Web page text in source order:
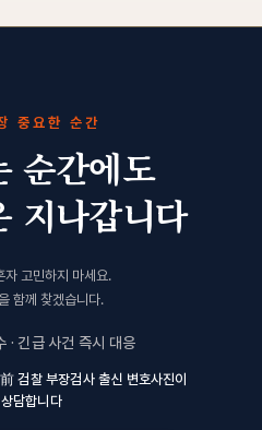
중요한 순간
순간에도
지나갑니다
자 고민하지 마세요.
함께 찾겠습니다.
· 긴급 사건 즉시 대응
검찰 부장검사 출신 변호사진이
담합니다